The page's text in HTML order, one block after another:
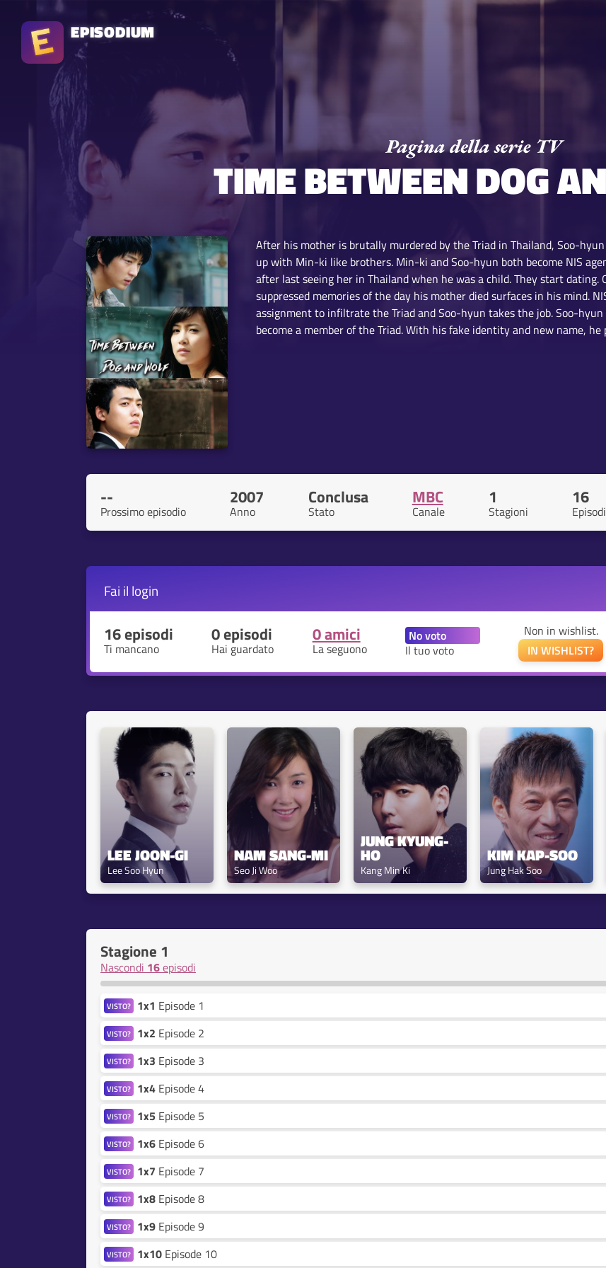
EPISODIUM
TIME BETWEEN DOG
After his mother is brutally murdered by the Triad in Thailand, Soo-
up with Min-ki like brothers. Min-ki and Soo-hyun both become NIS
after last seeing her in Thailand when he was a child. They start
suppressed memories of the day his mother died surfaces in his mind.
assignment to infiltrate the Triad and Soo-hyun takes the job. Soo-
become a member of the Triad. With his fake identity and new name,
--
Prossimo episodio
2007
Anno
Conclusa
Stato
MBC
Canale
1
Stagioni
16
Episodi
Fai il login
16 episodi
Ti mancano
0 episodi
Hai guardato
0 amici
La seguono Il tuo voto
Non in wishlist.
IN WISHLIST?
LEE JOON-GI
Lee Soo Hyun
NAM SANG-MI
Seo Ji Woo
JUNG KYUNG-
HO
Kang Min Ki
KIM KAP-SOO
Jung Hak Soo
Stagione 1
Nascondi 16episodi
VISTO? 1x1 Episode 1
VISTO? 1x2 Episode 2
VISTO? 1x3 Episode 3
VISTO? 1x4 Episode 4
VISTO? 1x5 Episode 5
VISTO? 1x6 Episode 6
VISTO? 1x7 Episode 7
VISTO? 1x8 Episode 8
VISTO? 1x9 Episode 9
VISTO? 1x10 Episode 10